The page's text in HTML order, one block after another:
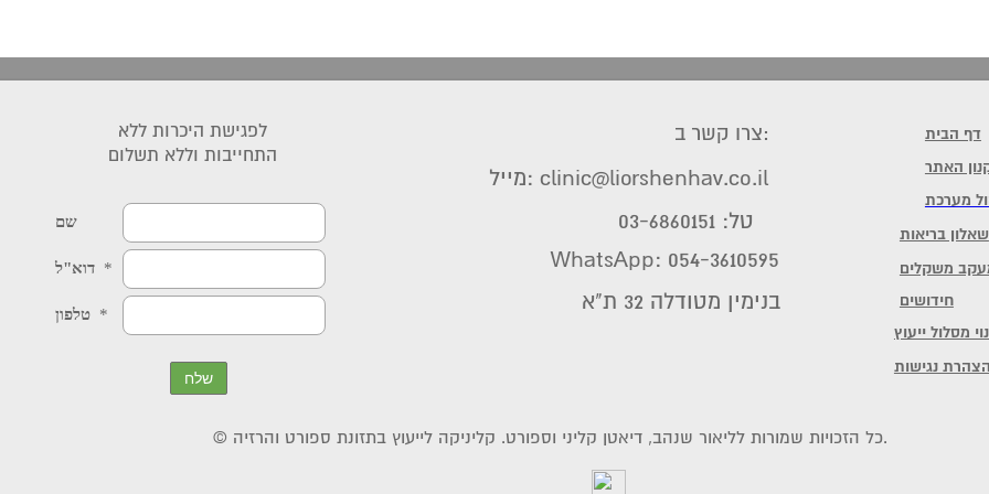
© כל הזכויות שמורות לליאור שנהב, דיאטן קליני וספורט. קליניקה לייעוץ בתזונת ספורט והרזיה.
דף הבית
האתר
מערכת
שאלון בריאות
משקלים
חידושים
מסלול ייעוץ
הצהרת נגישות
לפגישת היכרות ללא
התחייבות וללא תשלום
בנימין מטודלה 32 ת"א
צרו קשר ב:
מייל: clinic@liorshenhav.co.il
WhatsApp: 054-3610595